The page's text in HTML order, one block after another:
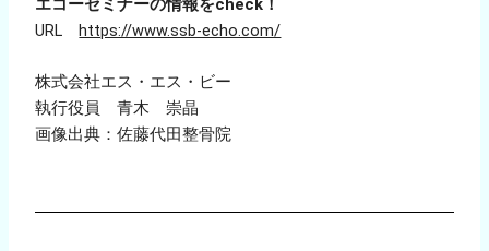
エコーセミナーの情報をcheck！
URLhttps://www.ssb-echo.com/
株式会社エス・エス・ビー
執行役員 青木 崇晶
画像出典：佐藤代田整骨院